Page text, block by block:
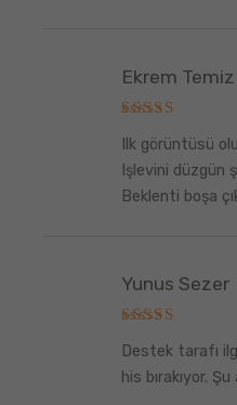
üzerinden
5 oy aldı
Ekrem Temiz
Ilk görüntüsü
Işlevini düzgün
Beklenti boşa
üzerinden
5oy aldı
Yunus Sezer
Destek tarafı
his bırakıyor.